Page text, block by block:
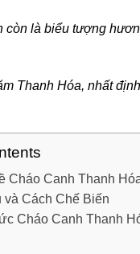
còn là biểu tượng
Thanh Hóa, nhất
Cháo Canh Thanh
và Cách Chế Biến
Cháo Canh Thanh